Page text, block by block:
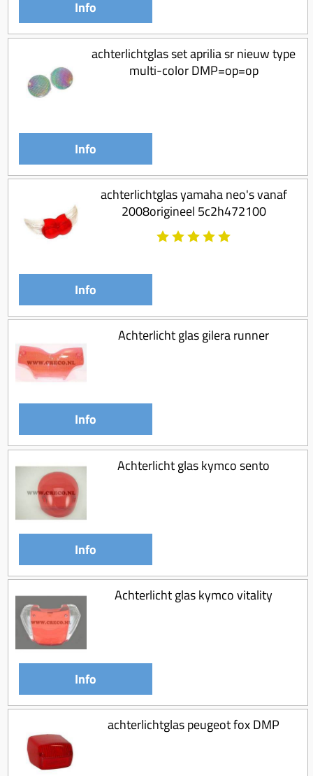
Info
achterlichtglas set aprilia sr nieuw type
multi-color DMP=op=op
Info
achterlichtglas yamaha neo's vanaf
2008origineel 5c2h472100
Info
Achterlicht glas gilera runner
Info
Achterlicht glas kymco sento
Info
Achterlicht glas kymco vitality
Info
achterlichtglas peugeot fox DMP